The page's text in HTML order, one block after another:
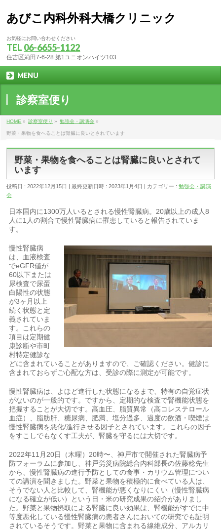
あびこ内科外科大橋クリニック
お気軽にお問い合わせください
TEL 06-6655-1122
住吉区苅田7-6-28 第1ユニオンハイツ103
MENU
診察室便り
HOME » 診察室便り » 勉強会・講演会 »
野菜・果物を食へることは腎臓に良いとされています
野菜・果物を食へることは腎臓に良いとされて
います
投稿日 : 2022年12月15日 最終更新日時 : 2023年1月4日 カテゴリー :勉強会・講演
会
日本国内に1300万人いるとされる慢性腎臓病。20歳以上の成人8
人に1人の割合で慢性腎臓病に罹患していると報告されていま
す。
慢性腎臓病
は、血液検査
でeGFR値が
60以下または
尿検査で尿蛋
白陽性の状態
が3ヶ月以上
続く状態と定
義されていま
す。これらの
項目は定期健
康診断や市町
村特定健診な
どに含まれていることがありますので、ご確認ください。健診に
含まれておらずご心配な方は、受診の際に測定が可能です。
慢性腎臓病は、よほど進行した状態になるまで、特有の自覚症状
がないのが一般的です。ですから、定期的な検査で腎機能状態を
把握することが大切です。高血圧、脂質異常（高コレステロール
血症）、脂肪肝、糖尿病、肥満、塩分過多、過度の飲酒・喫煙は
慢性腎臓病を悪化/進行させる因子とされています。これらの因子
をすこしでもなくす工夫が、腎臓を守るには大切です。
2022年11月20日（木曜）20時〜、神戸市で開催された腎臓病予
防フォーラムに参加し、神戸労災病院総合内科部長の佐藤稔先生
から、慢性腎臓病の進行予防としての食事・カリウム管理につい
ての講演を聞きました。野菜と果物を積極的に食べている人は、
そうでない人と比較して、腎機能が悪くなりにくい（慢性腎臓病
になる確立が低い）という日・米の研究成果の紹介がありまし
た。野菜と果物摂取による腎臓に良い効果は、腎機能がすでに中
等度悪化している慢性腎臓病の患者さんにおいての研究でも証明
されているそうです。野菜と果物に含まれる線維成分、アルカリ